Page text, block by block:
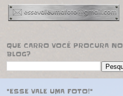
QUE CARRO VOCÊ PROCURA NO
BLOG?
"ESSE VALE UMA FOTO!"